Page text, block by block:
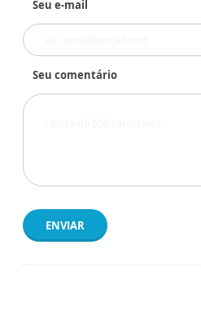
Seu e-mail
Seu comentário
ENVIAR